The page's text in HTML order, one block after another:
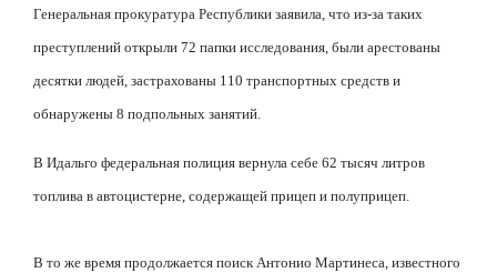
Генеральная прокуратура Республики заявила, что из-за таких
преступлений открыли 72 папки исследования, были арестованы
десятки людей, застрахованы 110 транспортных средств и
обнаружены 8 подпольных занятий.
В Идальго федеральная полиция вернула себе 62 тысяч литров
топлива в автоцистерне, содержащей прицеп и полуприцеп.
В то же время продолжается поиск Антонио Мартинеса, известного